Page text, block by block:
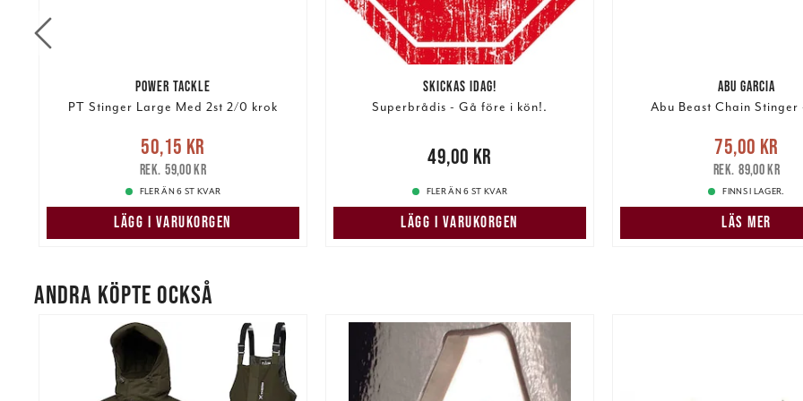
POWER TACKLE
PT Stinger Large Med 2st 2/0 krok
Nuvarande pris:50,15 kr
pris:59,00 kr
50,15 kr
59,00 kr
FLER ÄN 6 ST KVAR
LÄGG I VARUKORGEN
SKICKAS IDAG!
Superbrådis - Gå före i kön!.
49,00 kr49,00 kr
FLER ÄN 6 ST KVAR
LÄGG I VARUKORGEN
ABU GARCIA
Abu Beast Chain Stinger
Nuvarande pris:75,00 kr
pris:89,00 kr
75,00 kr
89,00 kr
FINNS I LAGER.
LÄS MER
ANDRA KÖPTE OCKSÅ